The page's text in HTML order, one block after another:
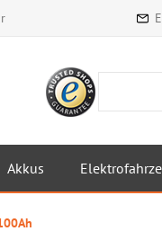
Akkus